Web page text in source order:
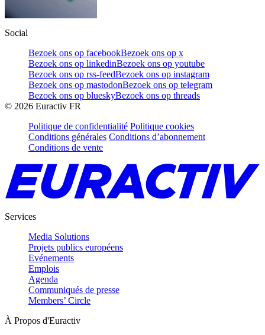
Social
Bezoek ons op facebookBezoek ons op x
Bezoek ons op linkedinBezoek ons op youtube
Bezoek ons op rss-feedBezoek ons op instagram
Bezoek ons op mastodonBezoek ons op telegram
Bezoek ons op blueskyBezoek ons op threads
© 2026 Euractiv FR
Politique de confidentialité Politique cookies
Conditions générales Conditions d’abonnement
Conditions de vente
Services
Media Solutions
Projets publics européens
Evénements
Emplois
Agenda
Communiqués de presse
Members’ Circle
À Propos d'Euractiv